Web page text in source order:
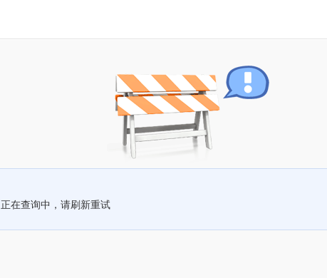
正在查询中，请刷新重试